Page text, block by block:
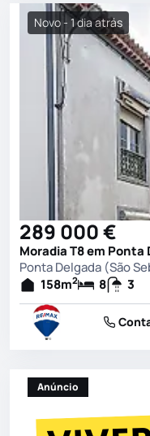
Novo - 1 dia atrás
289 000 €
Ponta Delgada (São
158m2 8 3
Anúncio